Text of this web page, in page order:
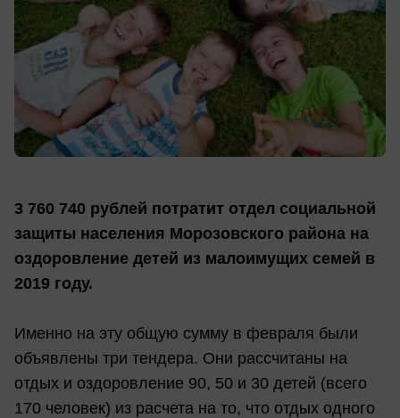
3 760 740 рублей потратит отдел социальной
защиты населения Морозовского района на
оздоровление детей из малоимущих семей в
2019 году.
Именно на эту общую сумму в февраля были
объявлены три тендера. Они рассчитаны на
отдых и оздоровление 90, 50 и 30 детей (всего
170 человек) из расчета на то, что отдых одного